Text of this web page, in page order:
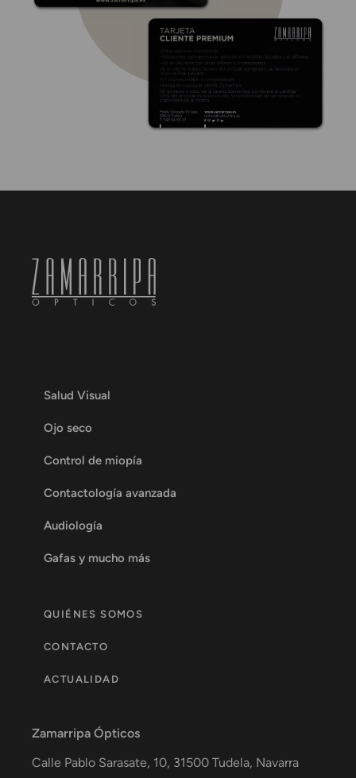
Salud Visual
Ojo seco
Control de miopía
Contactología avanzada
Audiología
Gafas y mucho más
QUIÉNES SOMOS
CONTACTO
ACTUALIDAD
Zamarripa Ópticos
Calle Pablo Sarasate, 10, 31500 Tudela, Navarra